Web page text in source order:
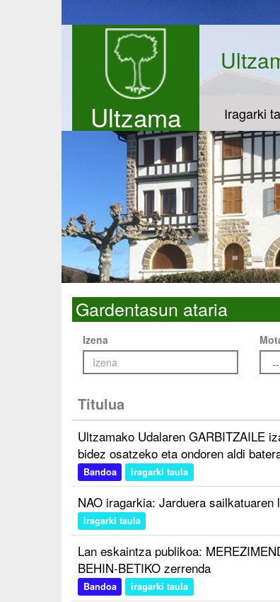
Ultzama Iragarki
Gardentasun ataria
Izena
Titulua
Ultzamako Udalaren GARBITZAILE
bidez osatzeko eta ondoren aldi
Bandoa iragarki taula
NAO iragarkia: Jarduera sailkatuaren
iragarki taula
Lan eskaintza publikoa:
BEHIN-BETIKO zerrenda
Bandoa iragarki taula